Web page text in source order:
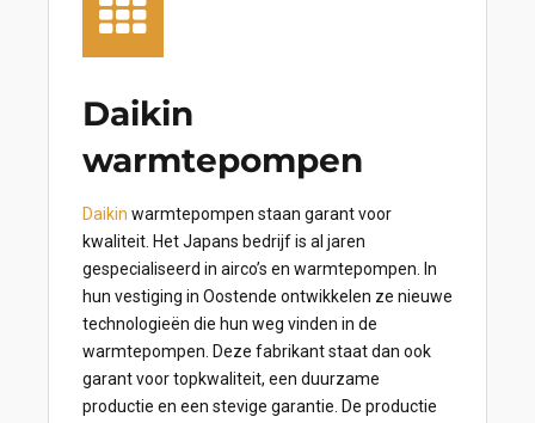
Daikin
warmtepompen
Daikin warmtepompen staan garant voor
kwaliteit. Het Japans bedrijf is al jaren
gespecialiseerd in airco’s en warmtepompen. In
hun vestiging in Oostende ontwikkelen ze nieuwe
technologieën die hun weg vinden in de
warmtepompen. Deze fabrikant staat dan ook
garant voor topkwaliteit, een duurzame
productie en een stevige garantie. De productie